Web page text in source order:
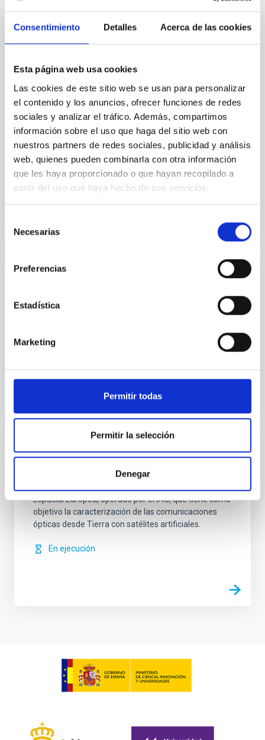
Consentimiento Detalles Acerca de las cookies
Esta página web usa cookies
Las cookies de este sitio web se usan para personalizar
el contenido y los anuncios, ofrecer funciones de redes
sociales y analizar el tráfico. Además, compartimos
información sobre el uso que haga del sitio web con
nuestros partners de redes sociales, publicidad y análisis
web, quienes pueden combinarla con otra información
que les haya proporcionado o que hayan recopilado a
partir del uso que haya hecho de sus servicios.
Necesarias
Preferencias
Estadística
Marketing
Permitir todas
Permitir la selección
Denegar
IACTEC Grandes Telescopios: El
Telescopio Solar Europeo - EST
El Telescopio Solar Europeo (EST) (
) es una iniciativa de la física solar europea en
la que participan más de 30 instituciones de 18
países, bajo la coordinación del IAC, representando la
mayor infraestructura de investigación europea
proyectada en el campo de la física solar desde
Tierra.
En ejecución
Alta resolución temporal y espacial en el visible para
Rafael
OGS
Operaciones de comunicación óptica con la OGS. La
Espacial Europea, operado por el IAC, que tiene como
objetivo la caracterización de las comunicaciones
ópticas desde Tierra con satélites artificiales.
En ejecución